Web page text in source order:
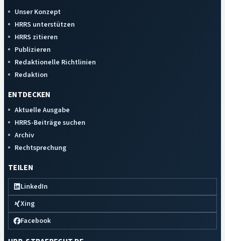
Unser Konzept
HRRS unterstützen
HRRS zitieren
Publizieren
Redaktionelle Richtlinien
Redaktion
ENTDECKEN
Aktuelle Ausgabe
HRRS-Beiträge suchen
Archiv
Rechtsprechung
TEILEN
LinkedIn
Xing
Facebook